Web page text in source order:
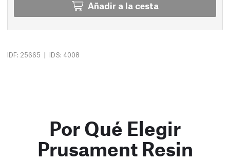
Añadir a la cesta
IDF: 25665 | IDS: 4008
Por Qué Elegir
Prusament Resin